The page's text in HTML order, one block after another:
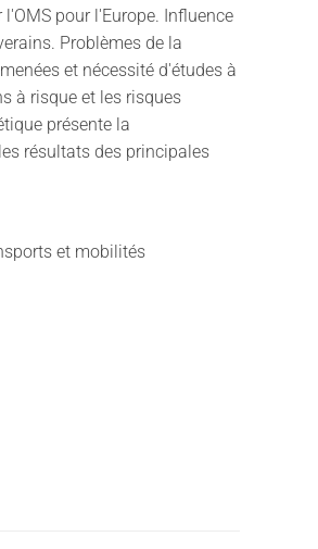
pour l'Europe. Influence
Problèmes de la
et nécessité d'études à
à risque et les risques
présente la
résultats des principales
et mobilités